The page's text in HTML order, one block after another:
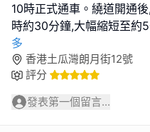
10時正式通車。繞道開通
時約30分鐘,大幅縮短至約
多
香港土瓜灣朗月街12號
評分
發表第一個留言...